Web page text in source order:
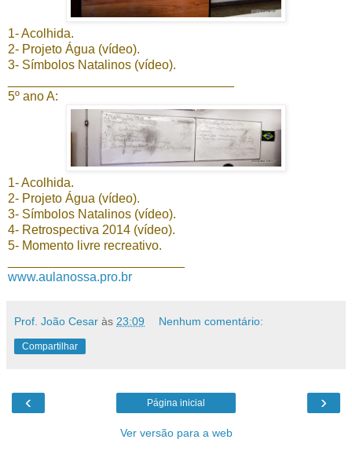
1- Acolhida.
2- Projeto Água (vídeo).
3- Símbolos Natalinos (vídeo).
5º ano A:
1- Acolhida.
2- Projeto Água (vídeo).
3- Símbolos Natalinos (vídeo).
4- Retrospectiva 2014 (vídeo).
5- Momento livre recreativo.
www.aulanossa.pro.br
Prof. João Cesar às 23:09 Nenhum comentário:
Compartilhar
‹ ›
Página inicial
Ver versão para a web